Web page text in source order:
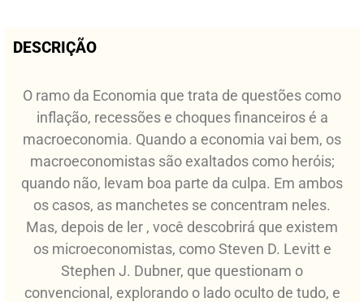
DESCRIÇÃO
O ramo da Economia que trata de questões como
inflação, recessões e choques financeiros é a
macroeconomia. Quando a economia vai bem, os
macroeconomistas são exaltados como heróis;
quando não, levam boa parte da culpa. Em ambos
os casos, as manchetes se concentram neles.
Mas, depois de ler , você descobrirá que existem
os microeconomistas, como Steven D. Levitt e
Stephen J. Dubner, que questionam o
convencional, explorando o lado oculto de tudo, e